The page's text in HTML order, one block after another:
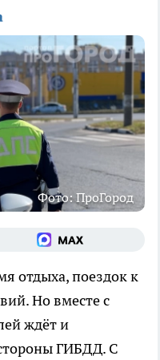
Фото: ПроГород
отдыха, поездок к
Но вместе с
ждёт и
ГИБДД. С